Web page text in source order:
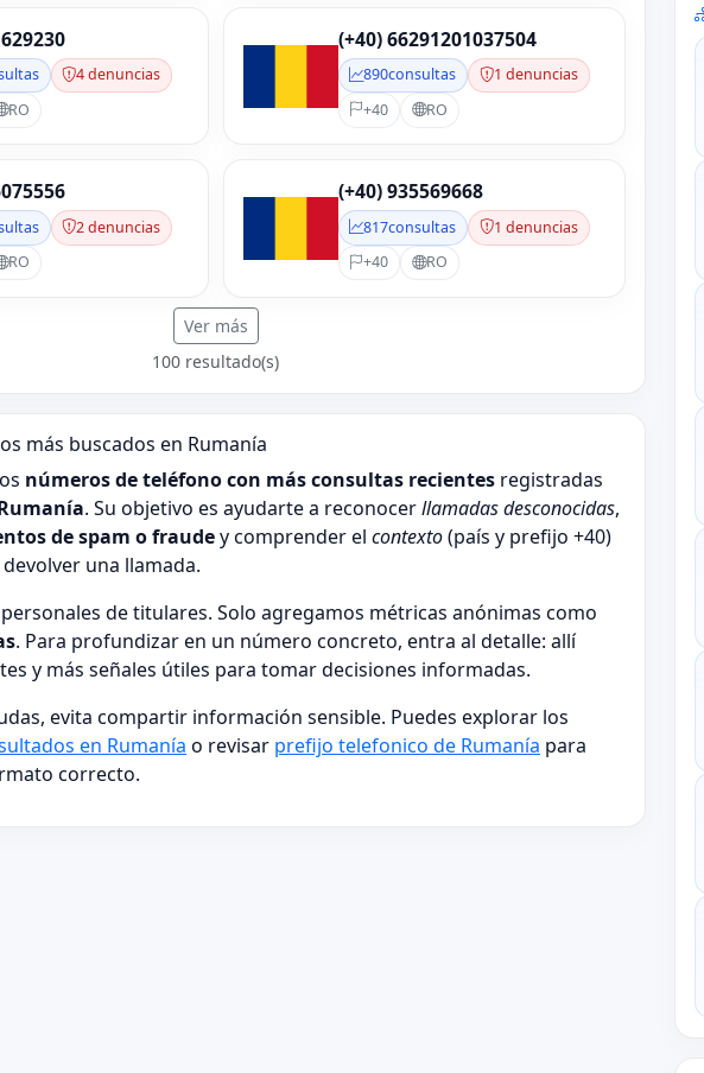
4 denuncias
RO
(+40) 66291201037504
890consultas
1 denuncias
+40
RO
2 denuncias
RO
(+40) 935569668
817consultas
1 denuncias
+40
RO
Ver más
100 resultado(s)
más buscados en Rumanía
números de teléfono con más consultas recientes registradas
. Su objetivo es ayudarte a reconocerllamadas desconocidas,
de spam o fraudey comprender el contexto(país y prefijo +40)
una llamada.
de titulares. Solo agregamos métricas anónimas como
. Para profundizar en un número concreto, entra al detalle: allí
y más señales útiles para tomar decisiones informadas.
evita compartir información sensible. Puedes explorar los
en Rumanía o revisar prefijo telefonico de Rumanía para
correcto.